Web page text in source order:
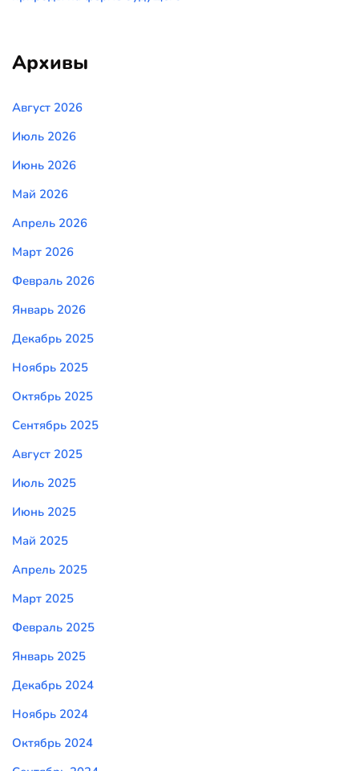
Архивы
Август 2026
Июль 2026
Июнь 2026
Май 2026
Апрель 2026
Март 2026
Февраль 2026
Январь 2026
Декабрь 2025
Ноябрь 2025
Октябрь 2025
Сентябрь 2025
Август 2025
Июль 2025
Июнь 2025
Май 2025
Апрель 2025
Март 2025
Февраль 2025
Январь 2025
Декабрь 2024
Ноябрь 2024
Октябрь 2024